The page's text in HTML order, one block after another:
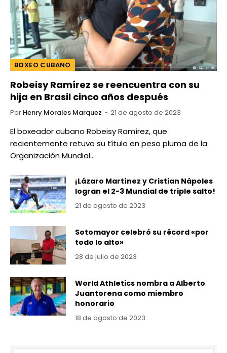
BOXEO CUBANO
Robeisy Ramírez se reencuentra con su
hija en Brasil cinco años después
Por Henry Morales Marquez 21 de agosto de 2023
El boxeador cubano Robeisy Ramírez, que
recientemente retuvo su título en peso pluma de la
Organización Mundial…
¡Lázaro Martínez y Cristian Nápoles
logran el 2-3 Mundial de triple salto!
21 de agosto de 2023
Sotomayor celebró su récord «por
todo lo alto»
28 de julio de 2023
World Athletics nombra a Alberto
Juantorena como miembro
honorario
18 de agosto de 2023